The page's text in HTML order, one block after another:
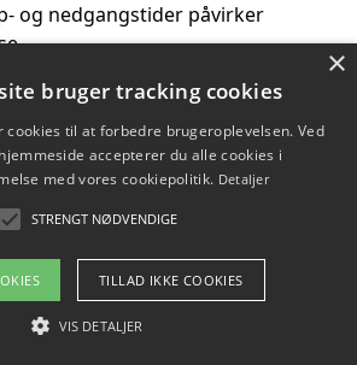
og nedgangstider påvirker
på energispørgsmål om
Blog Betingelser
×
bruger tracking cookies
cookies til at forbedre brugeroplevelsen. Ved
accepterer du alle cookies i
med vores cookiepolitik. Detaljer
STRENGT NØDVENDIGE
TILLAD IKKE COOKIES
VIS DETALJER